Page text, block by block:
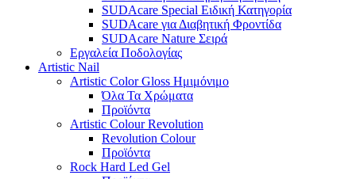
SUDAcare Special Ειδική Κατηγορία
SUDAcare για Διαβητική Φροντίδα
SUDAcare Nature Σειρά
Εργαλεία Ποδολογίας
Artistic Nail
Artistic Color Gloss Ημιμόνιμο
Όλα Τα Χρώματα
Προϊόντα
Artistic Colour Revolution
Revolution Colour
Προϊόντα
Rock Hard Led Gel